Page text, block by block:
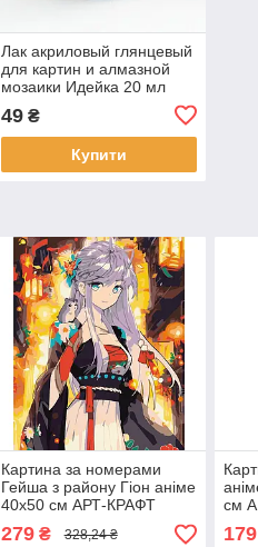
Лак акриловый глянцевый
для картин и алмазной
мозаики Идейка 20 мл
49₴
Купити
Картина за номерами
Гейша з району Гіон аніме
40х50 см АРТ-КРАФТ
(10329-AC)
279₴ 328,24 ₴
см
179